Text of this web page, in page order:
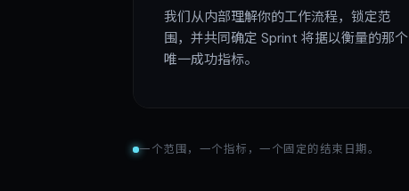
我们从内部理解你的工作流程，锁定范
围，并共同确定 Sprint 将据以衡量的那个
唯一成功指标。
一个范围，一个指标，一个固定的结束日期。